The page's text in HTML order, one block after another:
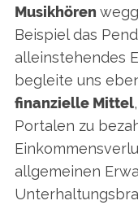
Musikhören
Beispiel das
alleinstehendes
begleite uns
finanzielle Mittel
Portalen zu
allgemeinen